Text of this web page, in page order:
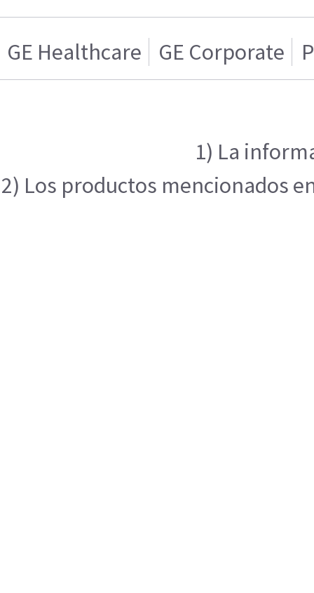
GE Healthcare GE Corporate
1) La
2) Los productos mencionados